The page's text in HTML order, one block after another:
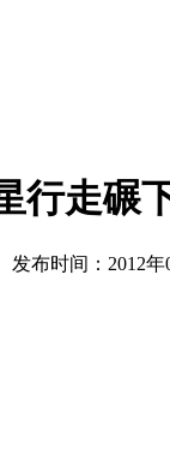
行走碾
发布时间：2012年